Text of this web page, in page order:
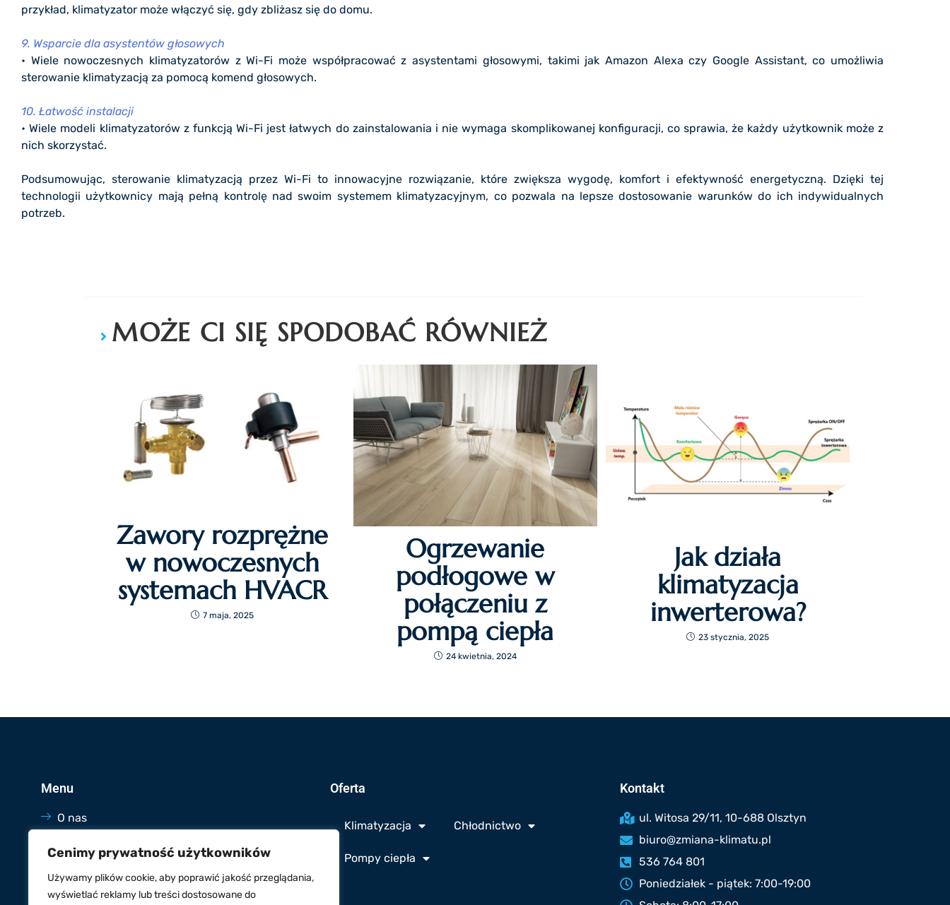
Cenimy prywatność użytkowników
Używamy plików cookie, aby poprawić jakość przeglądania,
wyświetlać reklamy lub treści dostosowane do
przykład, klimatyzator może włączyć się, gdy zbliżasz się do domu.
9. Wsparcie dla asystentów głosowych
• Wiele nowoczesnych klimatyzatorów z Wi-Fi może współpracować z asystentami głosowymi, takimi jak Amazon Alexa czy Google Assistant, co umożliwia
sterowanie klimatyzacją za pomocą komend głosowych.
10. Łatwość instalacji
• Wiele modeli klimatyzatorów z funkcją Wi-Fi jest łatwych do zainstalowania i nie wymaga skomplikowanej konfiguracji, co sprawia, że każdy użytkownik może z
nich skorzystać.
Podsumowując, sterowanie klimatyzacją przez Wi-Fi to innowacyjne rozwiązanie, które zwiększa wygodę, komfort i efektywność energetyczną. Dzięki tej
technologii użytkownicy mają pełną kontrolę nad swoim systemem klimatyzacyjnym, co pozwala na lepsze dostosowanie warunków do ich indywidualnych
potrzeb.
MOŻE CI SIĘ SPODOBAĆ RÓWNIEŻ
Zawory rozprężne
w nowoczesnych
systemach HVACR
7 maja, 2025
Ogrzewanie
podłogowe w
połączeniu z
pompą ciepła
24 kwietnia, 2024
Jak działa
klimatyzacja
inwerterowa?
23 stycznia, 2025
Menu
O nas
Blog
Kontakt
Oferta
Klimatyzacja Chłodnictwo
Pompy ciepła
Kontakt
ul. Witosa 29/11, 10-688 Olsztyn
biuro@zmiana-klimatu.pl
536 764 801
Poniedziałek - piątek: 7:00-19:00